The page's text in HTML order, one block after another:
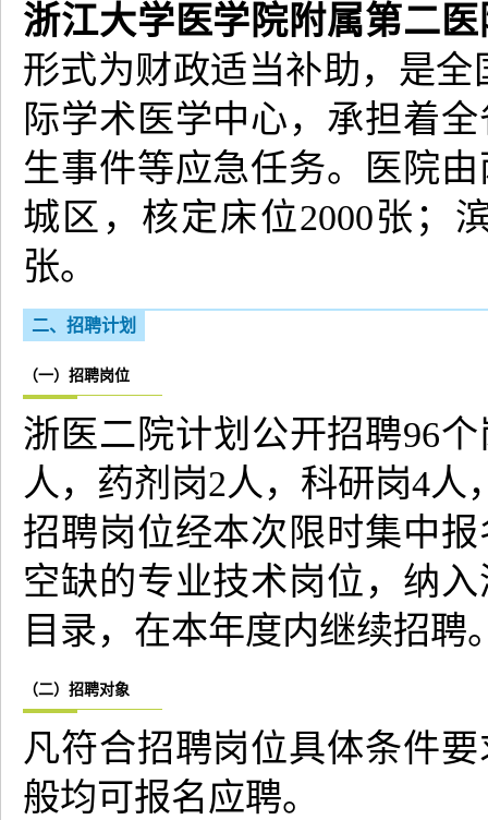
浙江大学医学院附属第二医
形式为财政适当补助，是
际学术医学中心，承担着
生事件等应急任务。医院
城区，核定床位2000张；
张。
二、招聘计划
（一）招聘岗位
浙医二院计划公开招聘96
人，药剂岗2人，科研岗4人
招聘岗位经本次限时集中
空缺的专业技术岗位，纳
目录，在本年度内继续招聘
（二）招聘对象
凡符合招聘岗位具体条件
般均可报名应聘。